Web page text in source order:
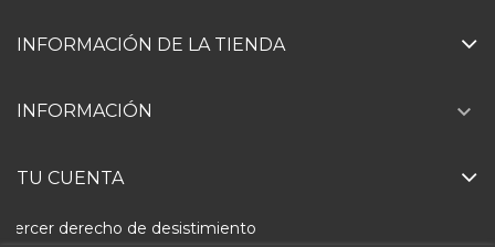
INFORMACIÓN DE LA TIENDA
INFORMACIÓN 
TU CUENTA
Ejercer derecho de desistimiento